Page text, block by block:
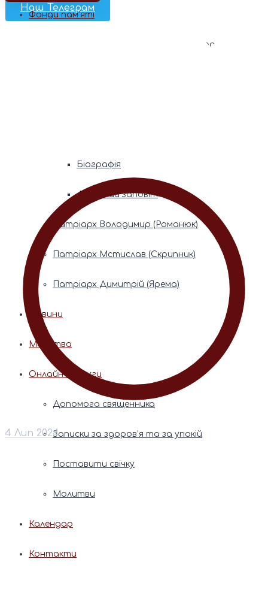
Наш Телеграм
Фонди пам’яті
Митрополита Володимира (Сабодана)
Біографія
Духовний заповіт
Патріарх Володимир (Романюк)
Патріарх Мстислав (Скрипник)
Патріарх Димитрій (Ярема)
Новини
Молитва
Онлайн послуги
Допомога священника
Записки за здоров’я та за упокій
Поставити свічку
Молитви
Календар
Контакти
4 Лип 2024